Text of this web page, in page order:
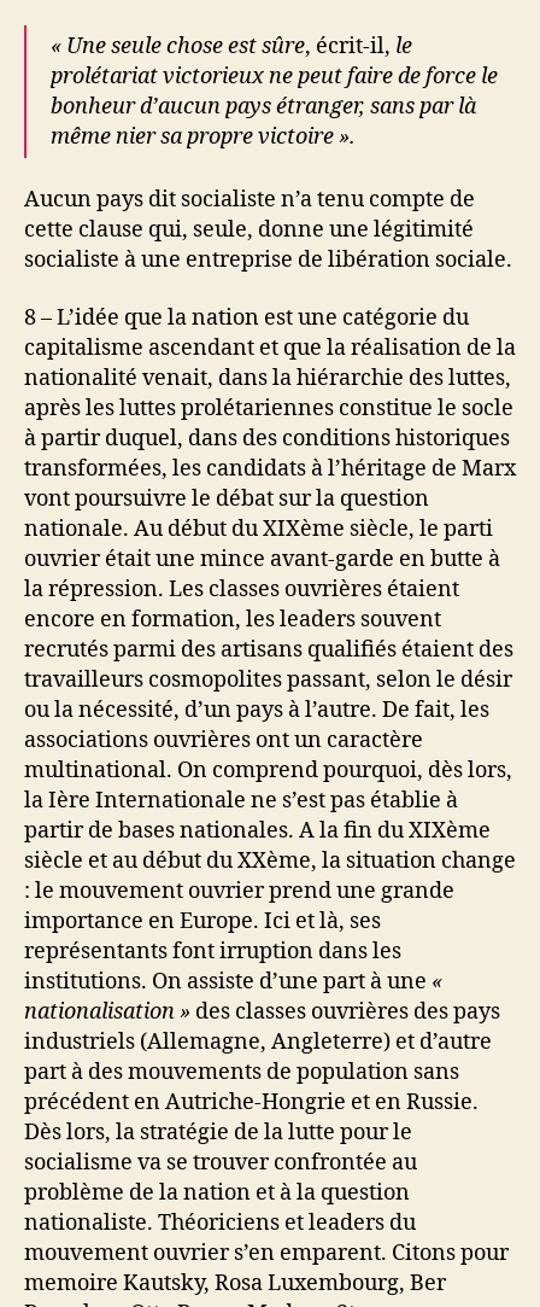
« Une seule chose est sûre, écrit-il, le
prolétariat victorieux ne peut faire de force le
bonheur d’aucun pays étranger, sans par là
même nier sa propre victoire ».
Aucun pays dit socialiste n’a tenu compte de
cette clause qui, seule, donne une légitimité
socialiste à une entreprise de libération sociale.
8 – L’idée que la nation est une catégorie du
capitalisme ascendant et que la réalisation de la
nationalité venait, dans la hiérarchie des luttes,
après les luttes prolétariennes constitue le socle
à partir duquel, dans des conditions historiques
transformées, les candidats à l’héritage de Marx
vont poursuivre le débat sur la question
nationale. Au début du XIXème siècle, le parti
ouvrier était une mince avant-garde en butte à
la répression. Les classes ouvrières étaient
encore en formation, les leaders souvent
recrutés parmi des artisans qualifiés étaient des
travailleurs cosmopolites passant, selon le désir
ou la nécessité, d’un pays à l’autre. De fait, les
associations ouvrières ont un caractère
multinational. On comprend pourquoi, dès lors,
la Ière Internationale ne s’est pas établie à
partir de bases nationales. A la fin du XIXème
siècle et au début du XXème, la situation change
: le mouvement ouvrier prend une grande
importance en Europe. Ici et là, ses
représentants font irruption dans les
institutions. On assiste d’une part à une «
nationalisation » des classes ouvrières des pays
industriels (Allemagne, Angleterre) et d’autre
part à des mouvements de population sans
précédent en Autriche-Hongrie et en Russie.
Dès lors, la stratégie de la lutte pour le
socialisme va se trouver confrontée au
problème de la nation et à la question
nationaliste. Théoriciens et leaders du
mouvement ouvrier s’en emparent. Citons pour
memoire Kautsky, Rosa Luxembourg, Ber